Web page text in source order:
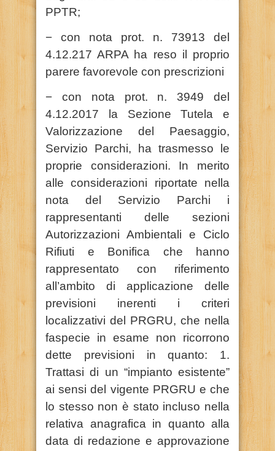
PPTR;
− con nota prot. n. 73913 del
4.12.217 ARPA ha reso il proprio
parere favorevole con prescrizioni
− con nota prot. n. 3949 del
4.12.2017 la Sezione Tutela e
Valorizzazione del Paesaggio,
Servizio Parchi, ha trasmesso le
proprie considerazioni. In merito
alle considerazioni riportate nella
nota del Servizio Parchi i
rappresentanti delle sezioni
Autorizzazioni Ambientali e Ciclo
Rifiuti e Bonifica che hanno
rappresentato con riferimento
all’ambito di applicazione delle
previsioni inerenti i criteri
localizzativi del PRGRU, che nella
faspecie in esame non ricorrono
dette previsioni in quanto: 1.
Trattasi di un “impianto esistente”
ai sensi del vigente PRGRU e che
lo stesso non è stato incluso nella
relativa anagrafica in quanto alla
data di redazione e approvazione